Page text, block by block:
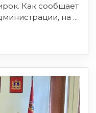
Как сообщает
на ...